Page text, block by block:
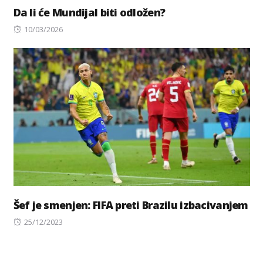
Da li će Mundijal biti odložen?
Posted
10/03/2026
Šef je smenjen: FIFA preti Brazilu izbacivanjem
Posted
25/12/2023